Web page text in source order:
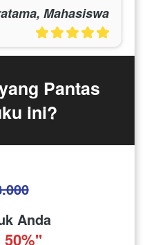
Mahasiswa
Pantas
ini?
Anda